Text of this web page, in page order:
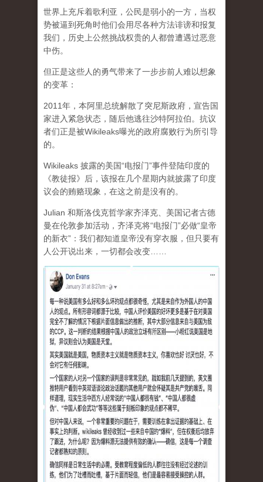
世界上充斥着歌利亚，公民是弱小的一方，当权
势被逼到死角时他们会用尽各种方法诽谤和报复
我们，历史上公然挑战权贵的人都曾遭遇过恶意
中伤。
但正是这些人的勇气带来了一步步前人难以想象
的变革：
2011年，本阿里总统解散了突尼斯政府，宣告国
家进入紧急状态，随后他逃往沙特阿拉伯。抗议
者们正是被Wikileaks曝光的政府腐败行为所引导
的。
Wikileaks 披露的美国“电报门”事件登陆印度的
《教徒报》后，该报在几个星期内就披露了印度
议会的贿赂现象，在这之前是没有的。
Julian 和斯洛伐克哲学家齐泽克、美国记者古德
曼在伦敦参加活动，齐泽克将“电报门”必做“皇帝
的新衣”：我们都知道皇帝没有穿衣服，但只要有
人公开说出来，一切都会改变……